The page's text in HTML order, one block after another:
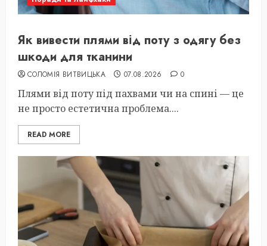
Як вивести плями від поту з одягу без
шкоди для тканини
СОЛОМІЯ ВИТВИЦЬКА 07.08.2026 0
Плями від поту під пахвами чи на спині — це
не просто естетична проблема....
READ MORE